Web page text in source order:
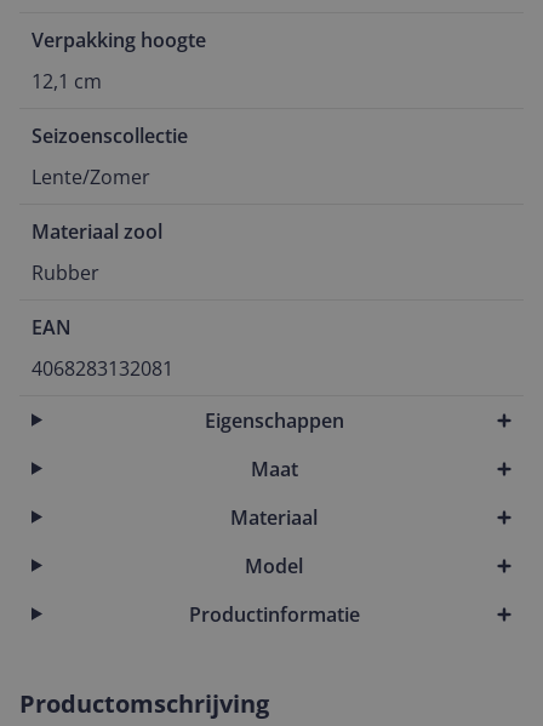
Verpakking hoogte
12,1 cm
Seizoenscollectie
Lente/Zomer
Materiaal zool
Rubber
EAN
4068283132081
Eigenschappen
Maat
Materiaal
Model
Productinformatie
Productomschrijving